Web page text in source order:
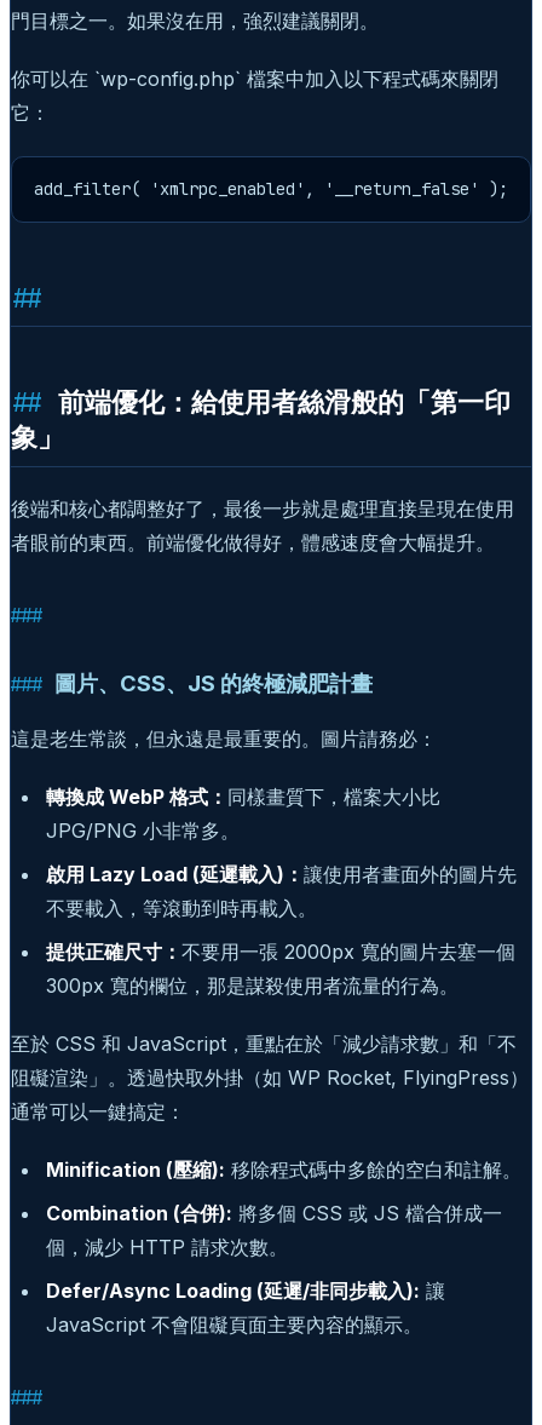
門目標之一。如果沒在用，強烈建議關閉。
你可以在 `wp-config.php` 檔案中加入以下程式碼來關閉
它：
add_filter( 'xmlrpc_enabled', '__return_false' );
前端優化：給使用者絲滑般的「第一印
象」
後端和核心都調整好了，最後一步就是處理直接呈現在使用
者眼前的東西。前端優化做得好，體感速度會大幅提升。
圖片、CSS、JS 的終極減肥計畫
這是老生常談，但永遠是最重要的。圖片請務必：
轉換成 WebP 格式： 同樣畫質下，檔案大小比
JPG/PNG 小非常多。
啟用 Lazy Load (延遲載入)： 讓使用者畫面外的圖片先
不要載入，等滾動到時再載入。
提供正確尺寸： 不要用一張 2000px 寬的圖片去塞一個
300px 寬的欄位，那是謀殺使用者流量的行為。
至於 CSS 和 JavaScript，重點在於「減少請求數」和「不
阻礙渲染」。透過快取外掛（如 WP Rocket, FlyingPress）
通常可以一鍵搞定：
Minification (壓縮): 移除程式碼中多餘的空白和註解。
Combination (合併): 將多個 CSS 或 JS 檔合併成一
個，減少 HTTP 請求次數。
Defer/Async Loading (延遲/非同步載入): 讓
JavaScript 不會阻礙頁面主要內容的顯示。